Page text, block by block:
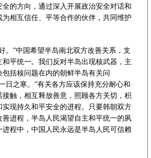
的方向，通过深入开展政治安全对话和
相互信任、平等合作的伙伴，共同维护
。”中国希望半岛南北双方改善关系，支
平统一。我们反对半岛出现核武器，主
括核问题在内的朝鲜半岛有关问
日之寒。”有关各方应该保持充分耐心和
接触，相互释放善意，照顾各方关切，积
实现持久和平安全的进程。只要韩朝双方
善进程，半岛人民渴望自主和平统一的夙
进程中，中国人民永远是半岛人民可信赖